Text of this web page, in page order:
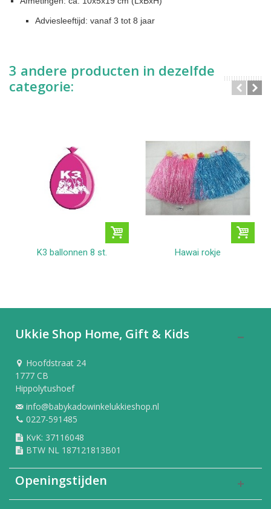
Adviesleeftijd: vanaf 3 tot 8 jaar
3 andere producten in dezelfde
categorie:
K3 ballonnen 8 st. Hawai rokje
Ukkie Shop Home, Gift & Kids
Hoofdstraat 24
1777 CB
Hippolytushoef
info@babykadowinkelukkieshop.nl
0227-591485
KvK: 37116048
BTW NL 187121813B01
Openingstijden